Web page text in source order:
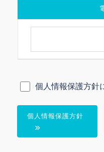
個人情報保護方針
個人情報保護方針